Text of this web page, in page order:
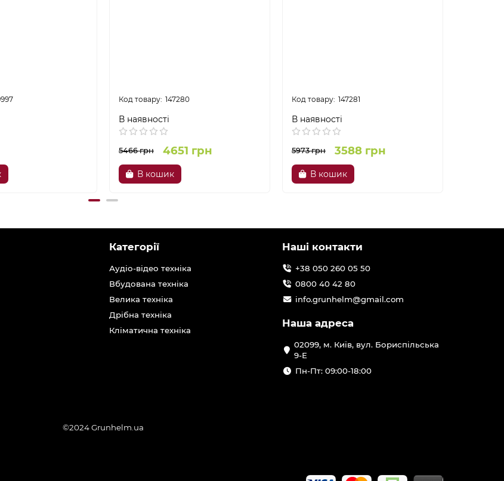
147280
В наявності
5466 грн 4651 грн
В кошик
147281
В наявності
5973 грн 3588 грн
В кошик
Категорії
Аудіо-відео техніка
Вбудована техніка
Велика техніка
Дрібна техніка
Кліматична техніка
Наші контакти
+38 050 260 05 50
0800 40 42 80
info.grunhelm@gmail.com
Наша адреса
02099, м. Київ, вул. Бориспільська
9-Е
Пн-Пт: 09:00-18:00
©2024 Grunhelm.ua